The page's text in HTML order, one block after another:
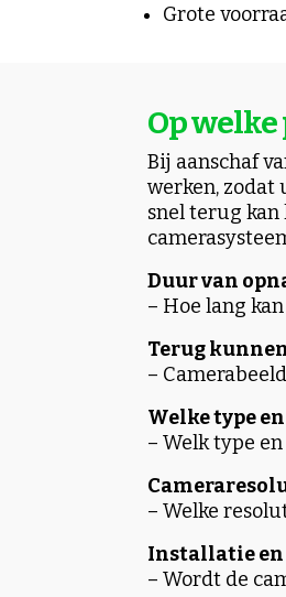
Grote
Op
Bij aanschaf
werken, zodat
snel terug kan
Duur van
– Hoe lang
Terug
–
Welke type
– Welk type
– Welke
Installatie
– Wordt de